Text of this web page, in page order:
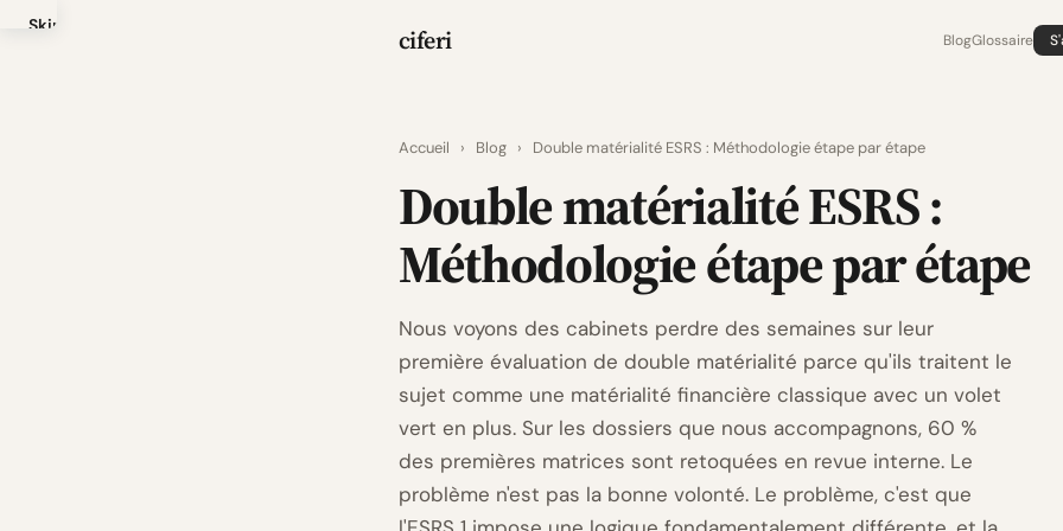
Skip
ciferi BlogGlossaire
Accueil › Blog › Double matérialité ESRS : Méthodologie étape par étape
Double matérialité ESRS :
Méthodologie étape par étape
Nous voyons des cabinets perdre des semaines sur leur
première évaluation de double matérialité parce qu'ils traitent le
sujet comme une matérialité financière classique avec un volet
vert en plus. Sur les dossiers que nous accompagnons, 60 %
des premières matrices sont retoquées en revue interne. Le
problème n'est pas la bonne volonté. Le problème, c'est que